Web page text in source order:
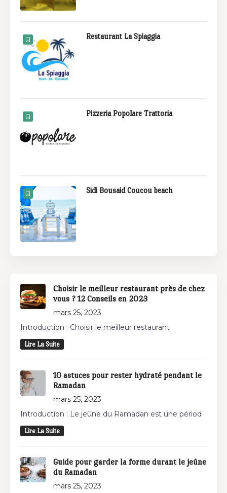
Restaurant La Spiaggia
Pizzeria Popolare Trattoria
Sidi Bousaid Coucou beach
Choisir le meilleur restaurant près de chez
vous ? 12 Conseils en 2023
mars 25, 2023
Introduction : Choisir le meilleur restaurant
Lire La Suite
10 astuces pour rester hydraté pendant le
Ramadan
mars 25, 2023
Introduction : Le jeûne du Ramadan est une périod
Lire La Suite
Guide pour garder la forme durant le jeûne
du Ramadan
mars 25, 2023